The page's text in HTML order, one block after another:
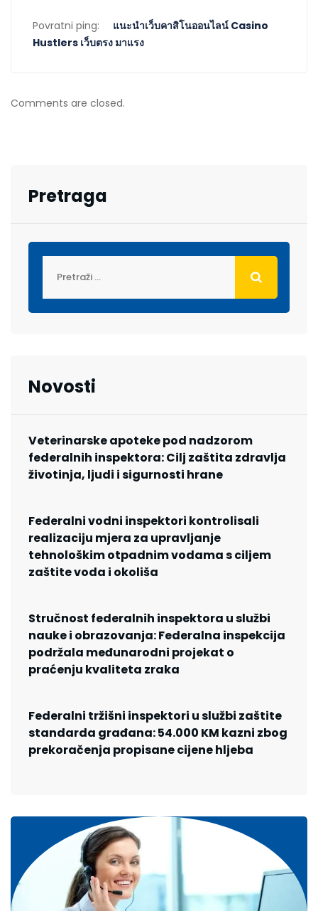
Povratni ping:
แนะนำเว็บคาสิโนออนไลน์ Casino
Hustlers เว็บตรง มาแรง
Comments are closed.
Pretraga
Novosti
Veterinarske apoteke pod nadzorom
federalnih inspektora: Cilj zaštita zdravlja
životinja, ljudi i sigurnosti hrane
Federalni vodni inspektori kontrolisali
realizaciju mjera za upravljanje
tehnološkim otpadnim vodama s ciljem
zaštite voda i okoliša
Stručnost federalnih inspektora u službi
nauke i obrazovanja: Federalna inspekcija
podržala međunarodni projekat o
praćenju kvaliteta zraka
Federalni tržišni inspektori u službi zaštite
standarda građana: 54.000 KM kazni zbog
prekoračenja propisane cijene hljeba